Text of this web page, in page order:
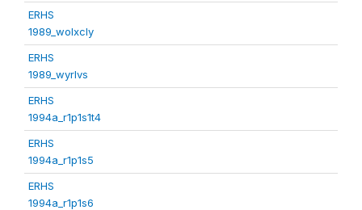
ERHS
1989_wolxcly
ERHS
1989_wyrlvs
ERHS
1994a_r1p1s1t4
ERHS
1994a_r1p1s5
ERHS
1994a_r1p1s6